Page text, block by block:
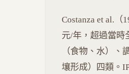
Costanza et al.
元/年，超過當時
（食物、水）、
壤形成）四類。